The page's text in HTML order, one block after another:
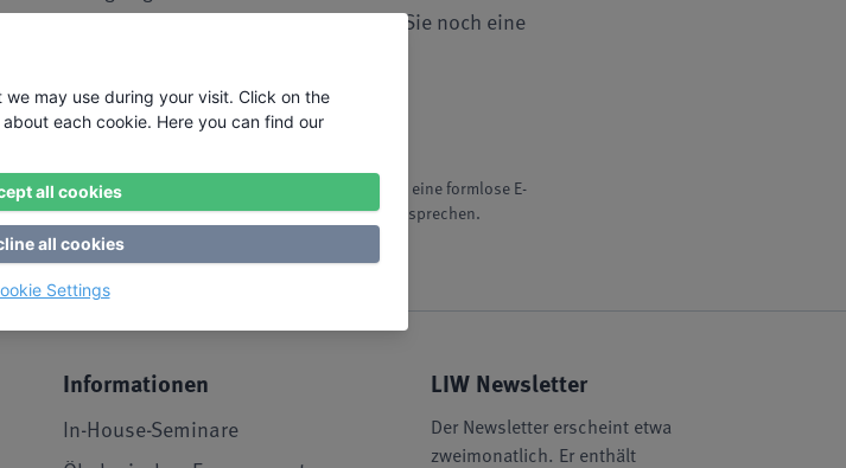
100%ig erreicht. Ggf. ist es sinnvoll, dass Sie noch eine
der Zusendung der Seminarbenachtigung durch eine formlose E-
Seminarbenachrichtigungsemail enthalten ist, widersprechen.
Informationen
In-House-Seminare
LIW Newsletter
Der Newsletter erscheint etwa
zweimonatlich. Er enthält
may use during your visit. Click on the
each cookie. Here you can find our
all cookies
all cookies
Settings